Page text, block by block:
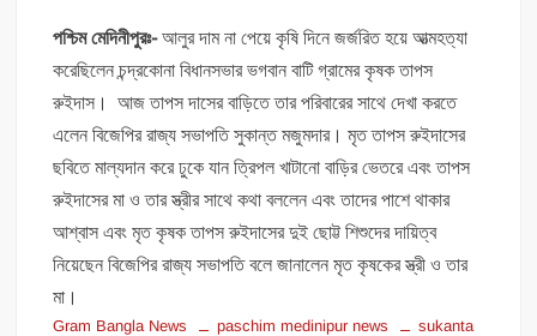
পশ্চিম মেদিনীপুরঃ-আলুর দাম না পেয়ে কৃষি দিনে জর্জরিত হয়ে আত্মহত্যা
করেছিলেন চন্দ্রকোনা বিধানসভার ভগবান বাটি গ্রামের কৃষক তাপস
রুইদাস। আজ তাপস দাসের বাড়িতে তার পরিবারের সাথে দেখা করতে
এলেন বিজেপির রাজ্য সভাপতি সুকান্ত মজুমদার। মৃত তাপস রুইদাসের
ছবিতে মাল্যদান করে ঢুকে যান ত্রিপল খাটানো বাড়ির ভেতরে এবং তাপস
রুইদাসের মা ও তার স্ত্রীর সাথে কথা বললেন এবং তাদের পাশে থাকার
আশ্বাস এবং মৃত কৃষক তাপস রুইদাসের দুই ছোট্ট শিশুদের দায়িত্ব
নিয়েছেন বিজেপির রাজ্য সভাপতি বলে জানালেন মৃত কৃষকের স্ত্রী ও তার
মা।
Gram Bangla News paschim medinipur news
sukanta